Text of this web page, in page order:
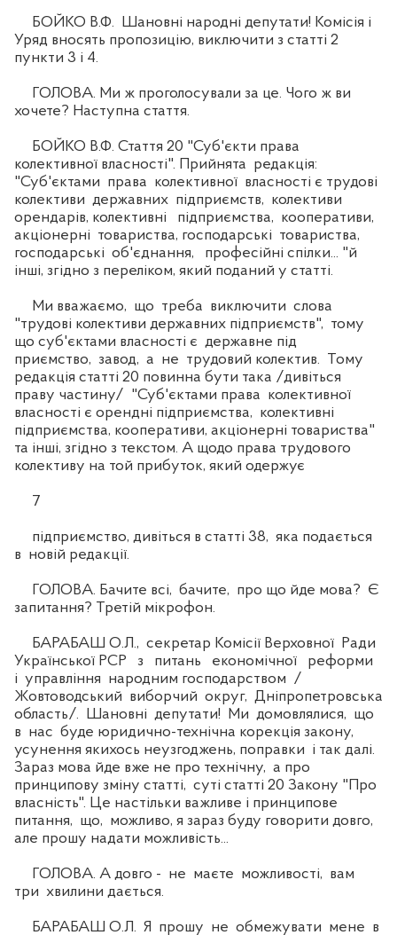
БОЙКО В.Ф. Шановні народні депутати! Комісія і
Уряд вносять пропозицію, виключити з статті 2
пункти 3 і 4.
ГОЛОВА. Ми ж проголосували за це. Чого ж ви
хочете? Наступна стаття.
БОЙКО В.Ф. Стаття 20 "Суб'єкти права
колективної власності". Прийнята редакція:
"Суб'єктами права колективної власності є трудові
колективи державних підприємств, колективи
орендарів, колективні підприємства, кооперативи,
акціонерні товариства, господарські товариства,
господарські об'єднання, професійні спілки... "й
інші, згідно з переліком, який поданий у статті.
Ми вважаємо, що треба виключити слова
"трудові колективи державних підприємств", тому
що суб'єктами власності є державне під
приємство, завод, а не трудовий колектив. Тому
редакція статті 20 повинна бути така /дивіться
праву частину/ "Суб'єктами права колективної
власності є орендні підприємства, колективні
підприємства, кооперативи, акціонерні товариства"
та інші, згідно з текстом. А щодо права трудового
колективу на той прибуток, який одержує
7
підприємство, дивіться в статті 38, яка подається
в новій редакції.
ГОЛОВА. Бачите всі, бачите, про що йде мова? Є
запитання? Третій мікрофон.
БАРАБАШ О.Л., секретар Комісії Верховної Ради
Української РСР з питань економічної реформи
і управління народним господарством /
Жовтоводський виборчий округ, Дніпропетровська
область/. Шановні депутати! Ми домовлялися, що
в нас буде юридично-технічна корекція закону,
усунення якихось неузгоджень, поправки і так далі.
Зараз мова йде вже не про технічну, а про
принципову зміну статті, суті статті 20 Закону "Про
власність". Це настільки важливе і принципове
питання, що, можливо, я зараз буду говорити довго,
але прошу надати можливість...
ГОЛОВА. А довго - не маєте можливості, вам
три хвилини дається.
БАРАБАШ О.Л. Я прошу не обмежувати мене в